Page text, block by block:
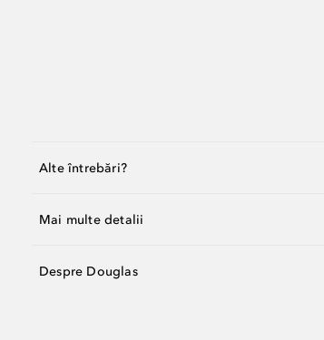
Alte întrebări?
Mai multe detalii
Despre Douglas